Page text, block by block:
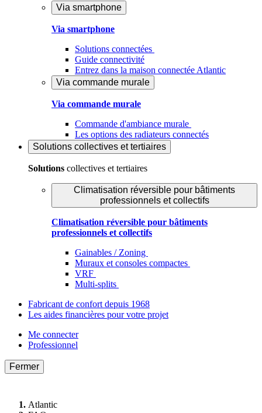
Via smartphone
Via smartphone
Solutions connectées
Guide connectivité
Entrez dans la maison connectée Atlantic
Via commande murale
Via commande murale
Commande d'ambiance murale
Les options des radiateurs connectés
Solutions collectives et tertiaires
Solutions collectives et tertiaires
Climatisation réversible pour bâtiments
professionnels et collectifs
Climatisation réversible pour bâtiments
professionnels et collectifs
Gainables / Zoning
Muraux et consoles compactes
VRF
Multi-splits
Fabricant de confort depuis 1968
Les aides financières pour votre projet
Me connecter
Professionnel
Fermer
Atlantic